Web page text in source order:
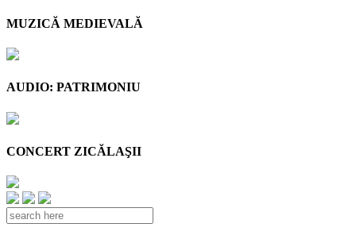
MUZICĂ MEDIEVALĂ
AUDIO: PATRIMONIU
CONCERT ZICĂLAŞII